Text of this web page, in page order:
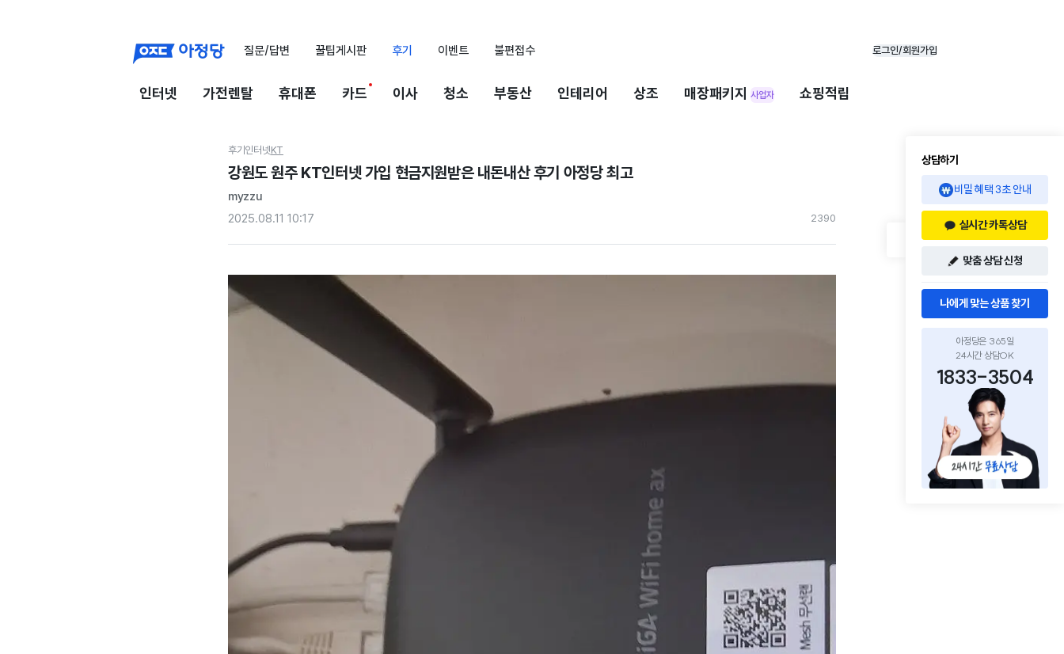
질문/답변 꿀팁게시판 후기 이벤트 불편접수 로그인/회원가입
인터넷 가전렌탈 휴대폰 카드 이사 청소 부동산 인테리어 상조 매장패키지 사업자 쇼핑적립
후기 인터넷KT
강원도 원주 KT인터넷 가입 현금지원받은 내돈내산 후기 아정당 최고
myzzu
2025.08.11 10:17
2390
상담하기
비밀 혜택 3초 안내
실시간 카톡상담
맞춤 상담 신청
나에게 맞는 상품 찾기
아정당은 365일
24시간 상담OK
1833-3504